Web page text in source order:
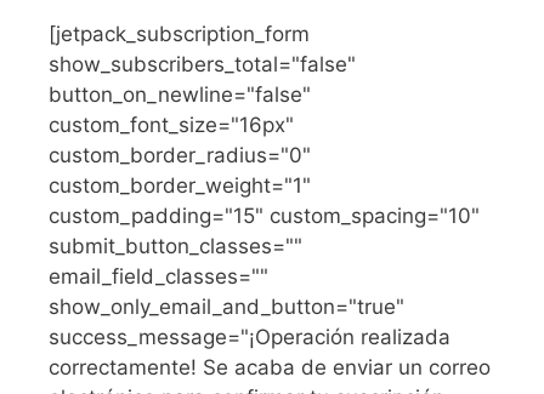
[jetpack_subscription_form
show_subscribers_total="false"
button_on_newline="false"
custom_font_size="16px"
custom_border_radius="0"
custom_border_weight="1"
custom_padding="15" custom_spacing="10"
submit_button_classes=""
email_field_classes=""
show_only_email_and_button="true"
success_message="¡Operación realizada
correctamente! Se acaba de enviar un correo